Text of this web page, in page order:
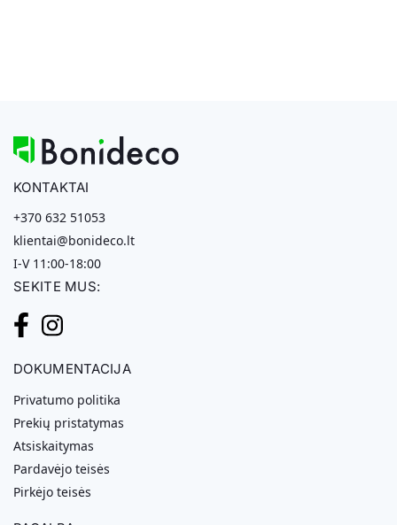
KONTAKTAI
+370 632 51053
klientai@bonideco.lt
I-V 11:00-18:00
SEKITE MUS:
DOKUMENTACIJA
Privatumo politika
Prekių pristatymas
Atsiskaitymas
Pardavėjo teisės
Pirkėjo teisės